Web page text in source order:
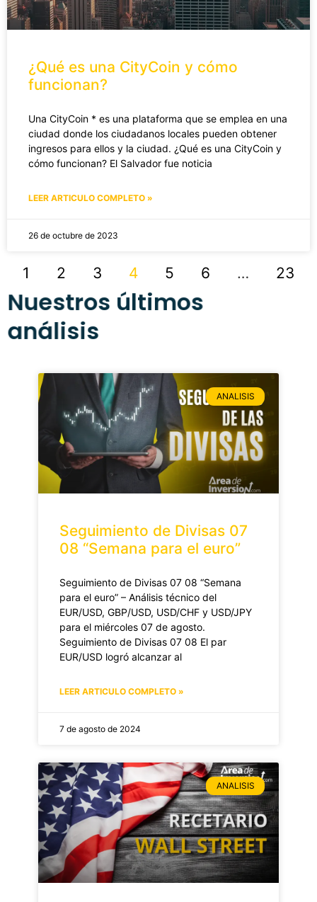
¿Qué es una CityCoin y cómo
funcionan?
Una CityCoin * es una plataforma que se emplea en una
ciudad donde los ciudadanos locales pueden obtener
ingresos para ellos y la ciudad. ¿Qué es una CityCoin y
cómo funcionan? El Salvador fue noticia
LEER ARTICULO COMPLETO »
26 de octubre de 2023
1 2 3 4 5 6 … 23
Nuestros últimos
análisis
ANALISIS
Seguimiento de Divisas 07
08 “Semana para el euro”
Seguimiento de Divisas 07 08 “Semana
para el euro” – Análisis técnico del
EUR/USD, GBP/USD, USD/CHF y USD/JPY
para el miércoles 07 de agosto.
Seguimiento de Divisas 07 08 El par
EUR/USD logró alcanzar al
LEER ARTICULO COMPLETO »
7 de agosto de 2024
ANALISIS